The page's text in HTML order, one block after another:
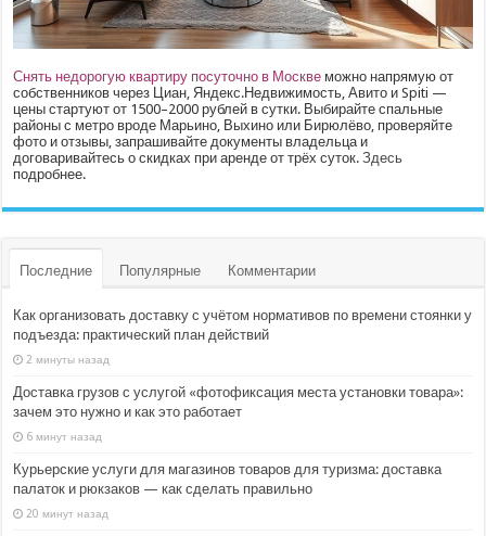
Снять недорогую квартиру посуточно в Москве можно напрямую от
собственников через Циан, Яндекс.Недвижимость, Авито и Spiti —
цены стартуют от 1500–2000 рублей в сутки. Выбирайте спальные
районы с метро вроде Марьино, Выхино или Бирюлёво, проверяйте
фото и отзывы, запрашивайте документы владельца и
договаривайтесь о скидках при аренде от трёх суток.Здесь
подробнее.
Последние Популярные Комментарии
Как организовать доставку с учётом нормативов по времени стоянки у
подъезда: практический план действий
2 минуты назад
Доставка грузов с услугой «фотофиксация места установки товара»:
зачем это нужно и как это работает
6 минут назад
Курьерские услуги для магазинов товаров для туризма: доставка
палаток и рюкзаков — как сделать правильно
20 минут назад